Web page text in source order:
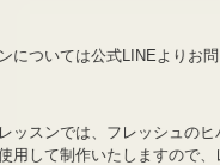
については公式LINEよりお
ッスンでは、フレッシュの
用して制作いたしますので